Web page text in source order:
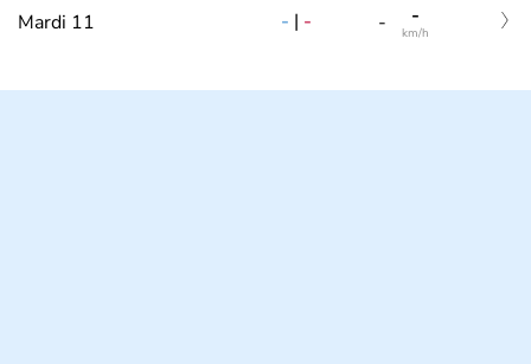
Mardi 11 - | - - -
km/h